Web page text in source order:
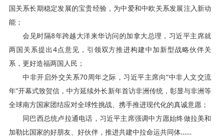
国关系长期稳定发展的宝贵经验，为中爱和中欧关系发展注入新动
能；
会见时隔8年跨越大洋来华访问的加拿大总理，习近平主席就
两国关系提出4点意见，引领双方推进构建中加新型战略伙伴关
系，更好造福两国人民；
中非开启外交关系70周年之际，习近平主席向“中非人文交流
年”开幕式致贺信，中方延续外长新年首访非洲传统，彰显与非洲等
全球南方国家团结应对全球性挑战、携手推进现代化的真诚意愿；
同巴西总统卢拉通电话，习近平主席强调中方愿始终做拉美和
加勒比国家的好朋友、好伙伴，推进共建中拉命运共同体……